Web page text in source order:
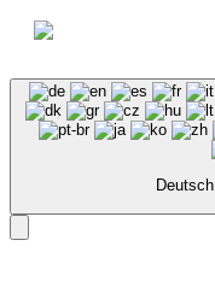
Deutsch